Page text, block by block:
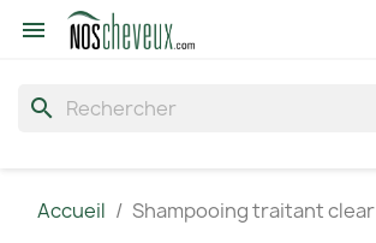

search
Accueil Shampooing traitant clear